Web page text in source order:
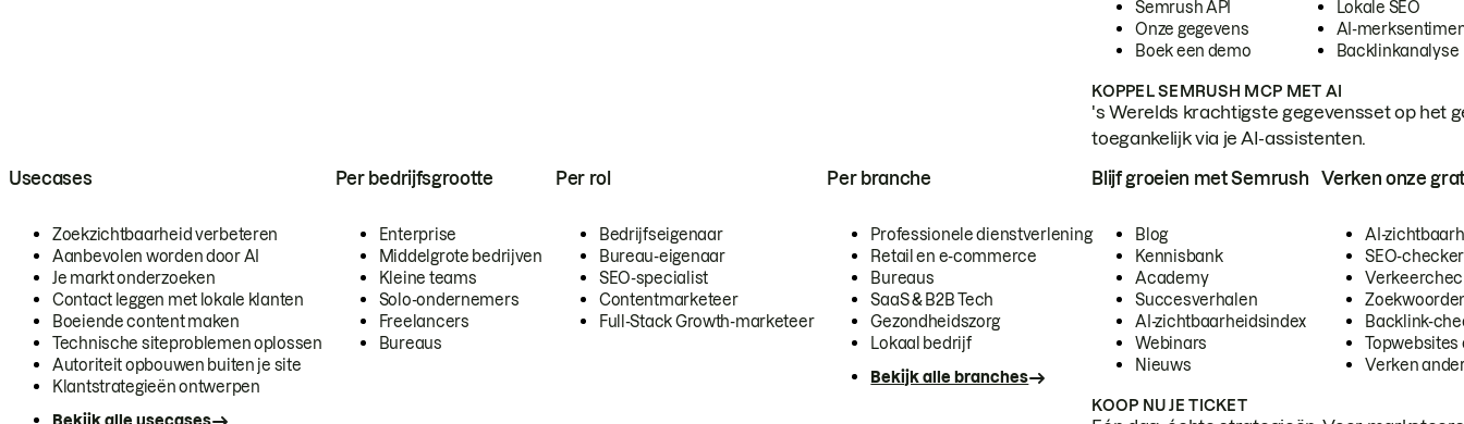
Semrush API
Onze gegevens
Boek een demo
Lokale SEO
AI-
Backlinkanalyse
KOPPEL SEMRUSH MCP MET AI
's Werelds krachtigste gegevensset op het
toegankelijk via je AI-assistenten.
Usecases
Zoekzichtbaarheid verbeteren
Aanbevolen worden door AI
Je markt onderzoeken
Contact leggen met lokale klanten
Boeiende content maken
Technische siteproblemen oplossen
Autoriteit opbouwen buiten je site
Klantstrategieën ontwerpen
Per bedrijfsgrootte
Enterprise
Middelgrote bedrijven
Kleine teams
Solo-ondernemers
Freelancers
Bureaus
Per rol
Bedrijfseigenaar
Bureau-eigenaar
SEO-specialist
Contentmarketeer
Full-Stack Growth-marketeer
Per branche
Professionele dienstverlening
Retail en e-commerce
Bureaus
SaaS & B2B Tech
Gezondheidszorg
Lokaal bedrijf
Bekijk alle branches
Blijf groeien met Semrush
Blog
Kennisbank
Academy
Succesverhalen
AI-zichtbaarheidsindex
Webinars
Nieuws
Verken onze
AI-
SEO-checker
Backlink-
Topwebsites
Verken
KOOP NU JE TICKET